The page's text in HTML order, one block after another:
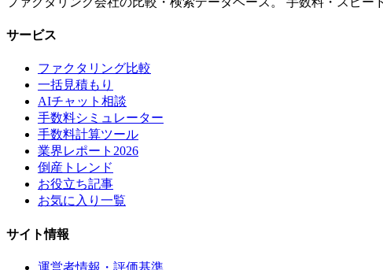
サービス
ファクタリング比較
一括見積もり
AIチャット相談
手数料シミュレーター
手数料計算ツール
業界レポート2026
倒産トレンド
お役立ち記事
お気に入り一覧
サイト情報
運営者情報・評価基準